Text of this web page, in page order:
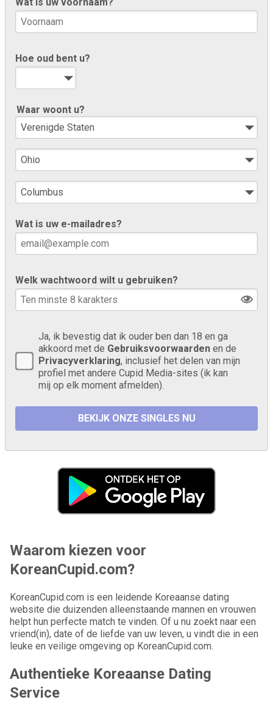
Hoe oud bent u?
Waar woont u?
Wat is uw e-mailadres?
Welk wachtwoord wilt u gebruiken?
Ja, ik bevestig dat ik ouder ben dan 18 en ga
akkoord met de Gebruiksvoorwaarden en de
Privacyverklaring, inclusief het delen van mijn
profiel met andere Cupid Media-sites (ik kan
mij op elk moment afmelden).
Waarom kiezen voor
KoreanCupid.com?
KoreanCupid.com is een leidende Koreaanse dating
website die duizenden alleenstaande mannen en vrouwen
helpt hun perfecte match te vinden. Of u nu zoekt naar een
vriend(in), date of de liefde van uw leven, u vindt die in een
leuke en veilige omgeving op KoreanCupid.com.
Authentieke Koreaanse Dating
Service